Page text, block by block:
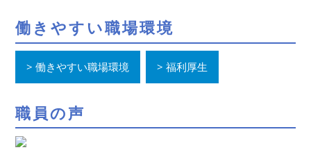
働きやすい職場環境
働きやすい職場環境 福利厚生
職員の声